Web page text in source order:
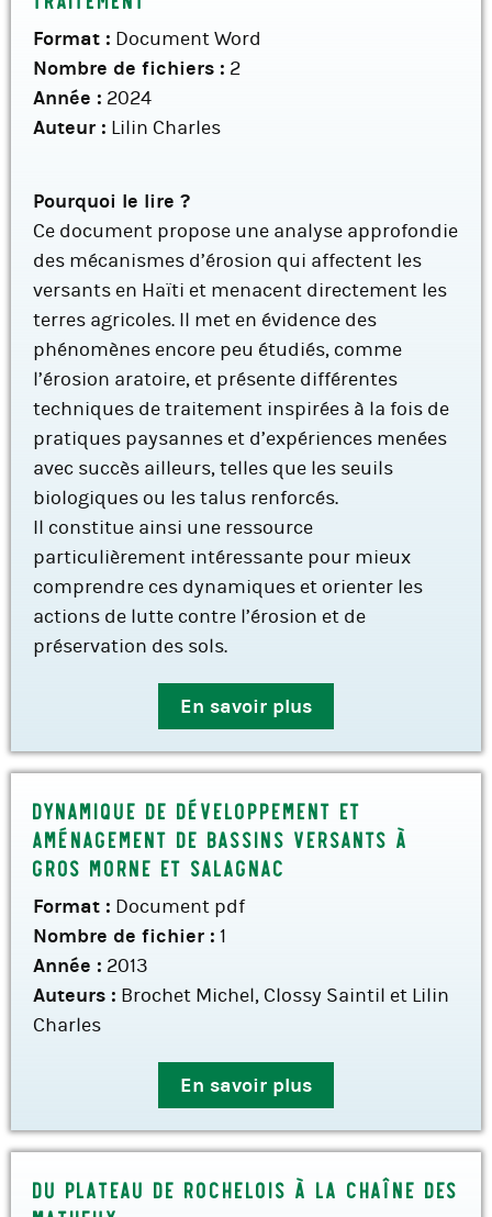
Format : Document Word
Nombre de fichiers : 2
Année : 2024
Auteur : Lilin Charles
Pourquoi le lire ?
Ce document propose une analyse approfondie
des mécanismes d’érosion qui affectent les
versants en Haïti et menacent directement les
terres agricoles. Il met en évidence des
phénomènes encore peu étudiés, comme
l’érosion aratoire, et présente différentes
techniques de traitement inspirées à la fois de
pratiques paysannes et d’expériences menées
avec succès ailleurs, telles que les seuils
biologiques ou les talus renforcés.
Il constitue ainsi une ressource
particulièrement intéressante pour mieux
comprendre ces dynamiques et orienter les
actions de lutte contre l’érosion et de
préservation des sols.
En savoir plus
Dynamique de développement et
aménagement de bassins versants à
Gros Morne et Salagnac
Format : Document pdf
Nombre de fichier : 1
Année : 2013
Auteurs : Brochet Michel, Clossy Saintil et Lilin
Charles
En savoir plus
Du plateau de Rochelois à la chaîne des